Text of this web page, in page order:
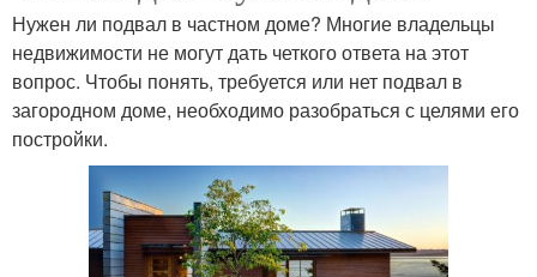
Нужен ли подвал в частном доме? Многие владельцы
недвижимости не могут дать четкого ответа на этот
вопрос. Чтобы понять, требуется или нет подвал в
загородном доме, необходимо разобраться с целями его
постройки.